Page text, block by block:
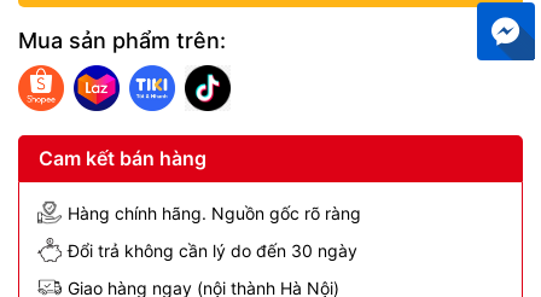
Mua sản phẩm trên:
Cam kết bán hàng
Hàng chính hãng. Nguồn gốc rõ ràng
Đổi trả không cần lý do đến 30 ngày
Giao hàng ngay (nội thành Hà Nội)